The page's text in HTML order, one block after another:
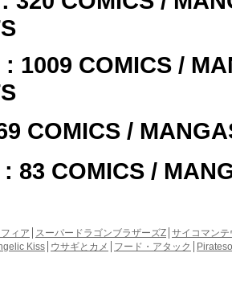
: 1009 COMICS /
COMICS /
: 83 COMICS /
ィア スーパードラゴンブラザーズZ サイコマンテ
Kiss ウサギとカメ フード・アタック